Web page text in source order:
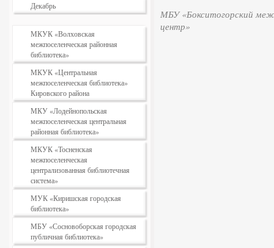
Декабрь
МКУК «Волховская
межпоселенческая районная
библиотека»
МКУК «Центральная
межпоселенческая библиотека»
Кировского района
МКУ «Лодейнопольская
межпоселенческая центральная
районная библиотека»
МКУК «Тосненская
межпоселенческая
централизованная библиотечная
система»
МУК «Киришская городская
библиотека»
МБУ «Сосновоборская городская
публичная библиотека»
МБУ «Бокситогорский
центр»